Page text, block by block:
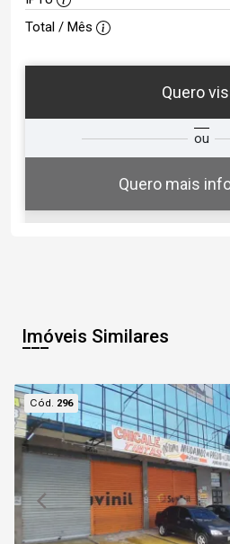
Total / Mês
Quero
ou
Quero mais
Qual o melhor
11:00
11:30
Imóveis Similares
Cód. 296